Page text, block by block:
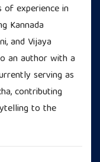
experience in
Kannada
and Vijaya
an author with a
serving as
contributing
to the